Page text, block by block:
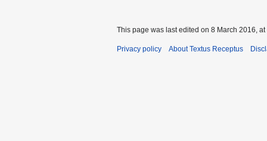
This page was last edited on 8 March 2016, at
Privacy policy About Textus Receptus